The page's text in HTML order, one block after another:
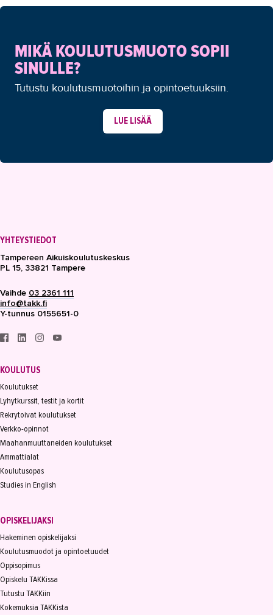
MIKÄ KOULUTUSMUOTO SOPII
SINULLE?
Tutustu koulutusmuotoihin ja opintoetuuksiin.
LUE LISÄÄ
YHTEYSTIEDOT
Tampereen Aikuiskoulutuskeskus
PL 15, 33821 Tampere
Vaihde 03 2361 111
info@takk.fi
Y-tunnus 0155651-0
KOULUTUS
Koulutukset
Lyhytkurssit, testit ja kortit
Rekrytoivat koulutukset
Verkko-opinnot
Maahanmuuttaneiden koulutukset
Ammattialat
Koulutusopas
Studies in English
OPISKELIJAKSI
Hakeminen opiskelijaksi
Koulutusmuodot ja opintoetuudet
Oppisopimus
Opiskelu TAKKissa
Tutustu TAKKiin
Kokemuksia TAKKista